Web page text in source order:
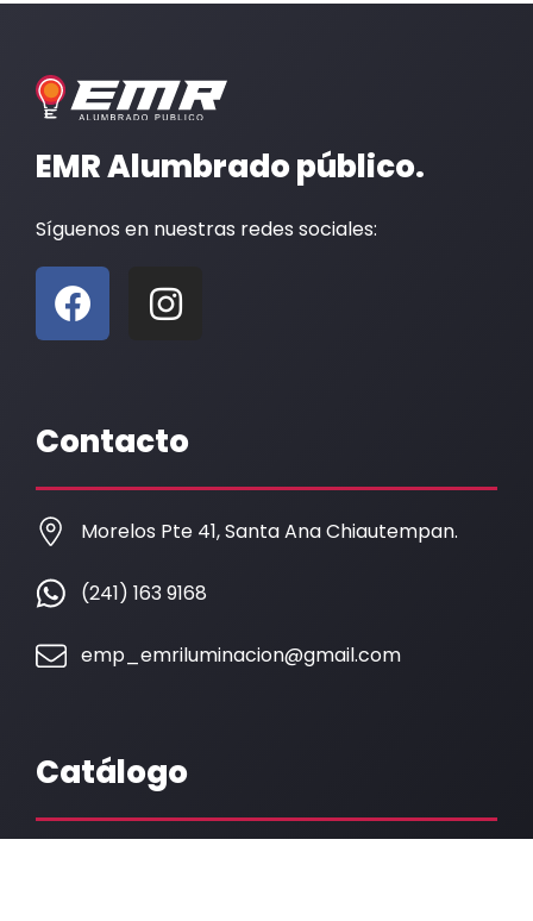
EMR Alumbrado público.
Síguenos en nuestras redes sociales:
F
a
c
b
o
o
k
I
n
a
g
r
a
m
Contacto
Morelos Pte 41, Santa Ana Chiautempan.
(241) 163 9168
emp_emriluminacion@gmail.com
Catálogo